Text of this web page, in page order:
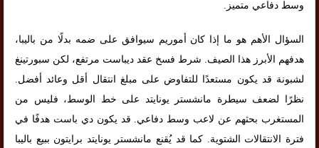
وسط دفاعي متميز.
السؤال الأهم هو ما إذا كان أموريم سيوافق على ضمه بدلًا من باليبا،
هدفهم الأبرز هذا الصيف. شرط فسخ عقد ديباست مرتفع، لكن سبورتينغ
لشبونة قد يكون مستعدًا للتفاوض على مبلغ انتقال أقل وعائد أفضل.
نظرًا لضعف سيطرة مانشستر يونايتد على خط الوسط، فليس من
المستغرب بحثهم عن لاعب وسط دفاعي. قد يكون دي باست هدفًا في
فترة الانتقالات الشتوية. كما قد يُقنع مانشستر يونايتد برايتون ببيع باليبا